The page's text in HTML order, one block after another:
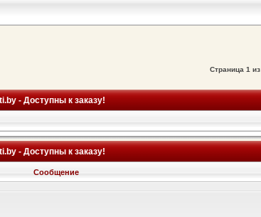
Страница 1 из
- Доступны к заказу!
- Доступны к заказу!
Сообщение